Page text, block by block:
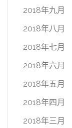
2018年九月
2018年八月
2018年七月
2018年六月
2018年五月
2018年四月
2018年三月